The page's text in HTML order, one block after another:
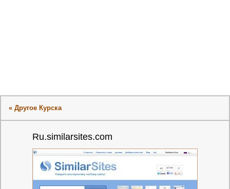
« Другое Курска
Ru.similarsites.com